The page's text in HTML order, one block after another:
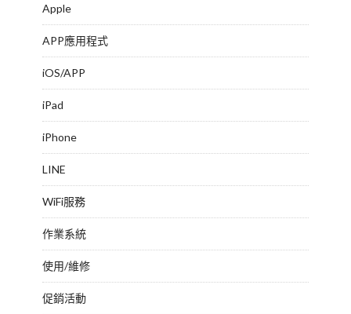
Apple
APP應用程式
iOS/APP
iPad
iPhone
LINE
WiFi服務
作業系統
使用/維修
促銷活動